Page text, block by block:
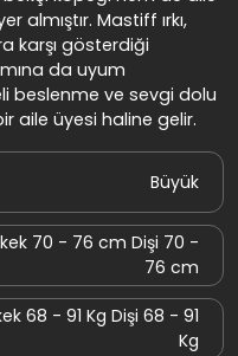
almıştır. Mastiff ırkı,
karşı gösterdiği
da uyum
beslenme ve sevgi dolu
aile üyesi haline gelir.
Büyük
70 - 76 cm Dişi 70 -
76 cm
68 - 91 Kg Dişi 68 - 91
Kg